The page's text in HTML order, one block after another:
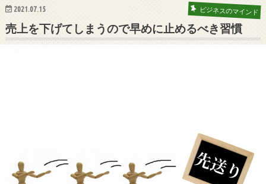
2021.07.15 ビジネスのマインド
売上を下げてしまうので早めに止めるべき習慣